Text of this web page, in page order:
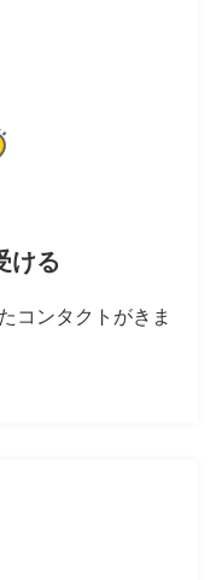
ける
コンタクトがきま